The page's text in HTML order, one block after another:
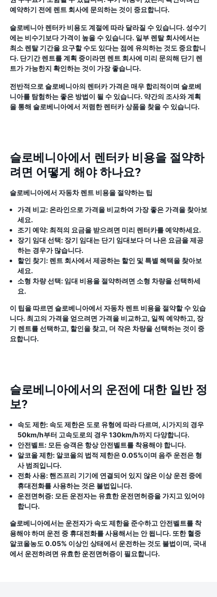
예약하기 전에 렌트 회사에 문의하는 것이 중요합니다.
슬로베니아 렌터카 비용도 계절에 따라 달라질 수 있습니다. 성수기
에는 비수기보다 가격이 높을 수 있습니다. 일부 렌탈 회사에서는
최소 렌탈 기간을 요구할 수도 있다는 점에 유의하는 것도 중요합니
다. 단기간 렌트를 계획 중이라면 렌트 회사에 미리 문의해 단기 렌
트가 가능한지 확인하는 것이 가장 좋습니다.
전반적으로 슬로베니아의 렌터카 가격은 매우 합리적이며 슬로베
니아를 탐험하는 좋은 방법이 될 수 있습니다. 약간의 조사와 계획
을 통해 슬로베니아에서 저렴한 렌터카 상품을 찾을 수 있습니다.
슬로베니아에서 렌터카 비용을 절약하
려면 어떻게 해야 하나요?
슬로베니아에서 자동차 렌트 비용을 절약하는 팁
가격 비교: 온라인으로 가격을 비교하여 가장 좋은 가격을 찾아보
세요.
조기 예약: 최적의 요금을 받으려면 미리 렌터카를 예약하세요.
장기 임대 선택: 장기 임대는 단기 임대보다 더 나은 요금을 제공
하는 경우가 많습니다.
할인 찾기: 렌트 회사에서 제공하는 할인 및 특별 혜택을 찾아보
세요.
소형 차량 선택: 임대 비용을 절약하려면 소형 차량을 선택하세
요.
이 팁을 따르면 슬로베니아에서 자동차 렌트 비용을 절약할 수 있습
니다. 최고의 가격을 얻으려면 가격을 비교하고, 일찍 예약하고, 장
기 렌트를 선택하고, 할인을 찾고, 더 작은 차량을 선택하는 것이 중
요합니다.
슬로베니아에서의 운전에 대한 일반 정
보?
속도 제한: 속도 제한은 도로 유형에 따라 다르며, 시가지의 경우
50km/h부터 고속도로의 경우 130km/h까지 다양합니다.
안전벨트: 모든 승객은 항상 안전벨트를 착용해야 합니다.
알코올 제한: 알코올의 법적 제한은 0.05%이며 음주 운전은 형
사 범죄입니다.
전화 사용: 핸즈프리 기기에 연결되어 있지 않은 이상 운전 중에
휴대전화를 사용하는 것은 불법입니다.
운전면허증: 모든 운전자는 유효한 운전면허증을 가지고 있어야
합니다.
슬로베니아에서는 운전자가 속도 제한을 준수하고 안전벨트를 착
용해야 하며 운전 중 휴대전화를 사용해서는 안 됩니다. 또한 혈중
알코올농도 0.05% 이상인 상태에서 운전하는 것도 불법이며, 국내
에서 운전하려면 유효한 운전면허증이 필요합니다.